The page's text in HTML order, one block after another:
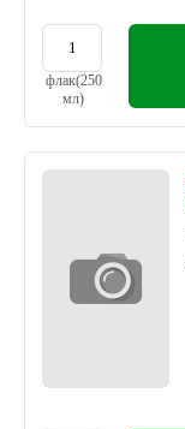
флак(250
мл)